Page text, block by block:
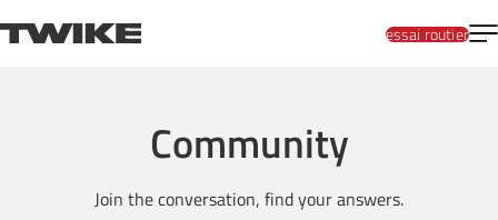
TWIKE
essai routier
Community
Join the conversation, find your answers.